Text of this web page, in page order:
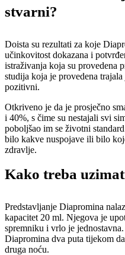
stvarni?
Doista su rezultati za koje
učinkovitost dokazana i
istraživanja koja su provedena
studija koja je provedena
pozitivni.
Otkriveno je da je prosječno
i 40%, s čime su nestajali svi
poboljšao im se životni
bilo kakve nuspojave ili bilo
zdravlje.
Kako treba
Predstavljanje Diapromina
kapacitet 20 ml. Njegova je
spremniku i vrlo je
Diapromina dva puta tijekom
druga noću.